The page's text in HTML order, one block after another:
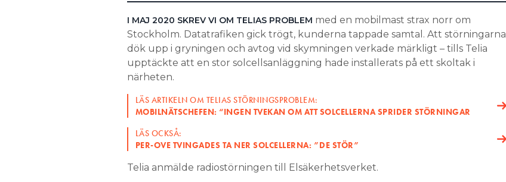
I MAJ 2020 SKREV VI OM TELIAS PROBLEM med en mobilmast strax norr om
Stockholm. Datatrafiken gick trögt, kunderna tappade samtal. Att störningarna
dök upp i gryningen och avtog vid skymningen verkade märkligt – tills Telia
upptäckte att en stor solcellsanläggning hade installerats på ett skoltak i
närheten.
LÄS ARTIKELN OM TELIAS STÖRNINGSPROBLEM:
MOBILNÄTSCHEFEN: “INGEN TVEKAN OM ATT SOLCELLERNA SPRIDER STÖRNINGAR
LÄS OCKSÅ:
PER-OVE TVINGADES TA NER SOLCELLERNA: ”DE STÖR”
Telia anmälde radiostörningen till Elsäkerhetsverket.